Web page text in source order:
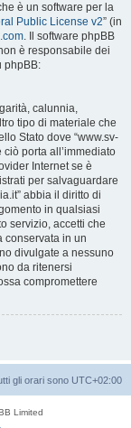
è un software per la
Public License v2” (in
. Il software phpBB
è responsabile dei
phpBB:
calunnia,
tipo di materiale che
Stato dove “www.sv-
porta all’immediato
Internet se è
per salvaguardare
abbia il diritto di
in qualsiasi
servizio, accetti che
conservata in un
divulgate a nessuno
da ritenersi
compromettere
gli orari sono UTC+02:00
Limited